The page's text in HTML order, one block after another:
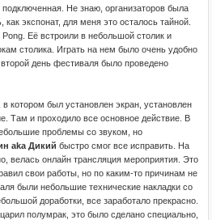
Не знаю, организаторов была
как экспонат, для меня это осталось тайной.
Её встроили в небольшой столик и
столика. Играть на нем было очень удобно
день фестиваля было проведено
котором был установлен экран, установлен
Там и проходило все основное действие. В
проблемы со звуком, но
aka Дикий быстро смог все исправить. На
велась онлайн трансляция мероприятия. Это
свои работы, но по каким-то причинам не
были небольшие технические накладки со
доработки, все заработало прекрасно.
полумрак, это было сделано специально,